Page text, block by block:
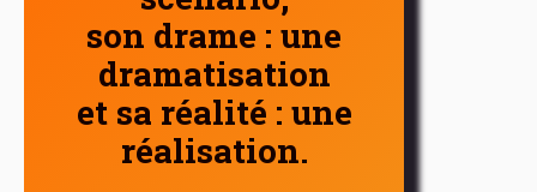
son drame : une
dramatisation
et sa réalité : une
réalisation.